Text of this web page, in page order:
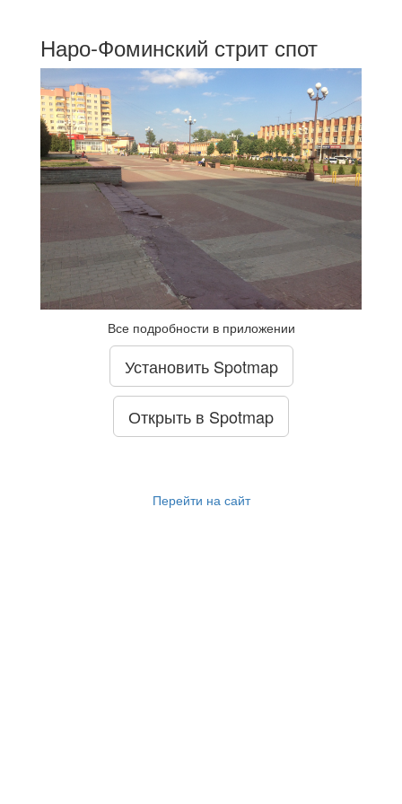
Наро-Фоминский стрит спот
Все подробности в приложении
Установить Spotmap
Открыть в Spotmap
Перейти на сайт